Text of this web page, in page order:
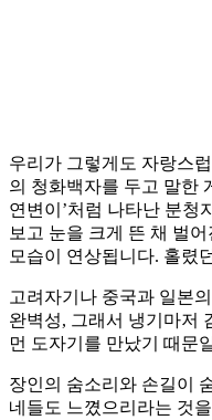
우리가 그렇게도 자랑스
의 청화백자를 두고 말한
연변이’처럼 나타난 분청
보고 눈을 크게 뜬 채 벌
모습이 연상됩니다. 홀렸
고려자기나 중국과 일본
완벽성, 그래서 냉기마저
먼 도자기를 만났기 때문
장인의 숨소리와 손길이
네들도 느꼈으리라는 것